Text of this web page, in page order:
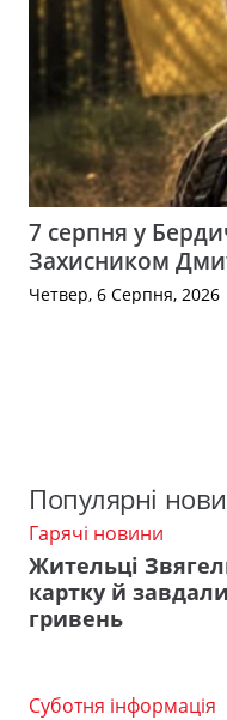
7 серпня у
Захисником
Четвер, 6 Серпня, 2026
Популярні
Гарячі новини
Жительці
картку й
гривень
Суботня інформація